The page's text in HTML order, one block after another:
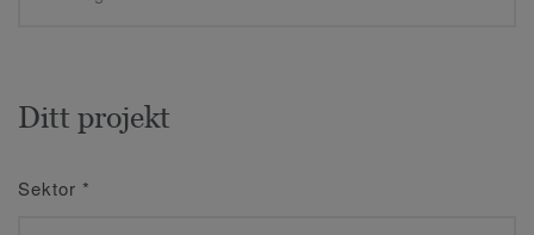
Ditt projekt
Sektor *